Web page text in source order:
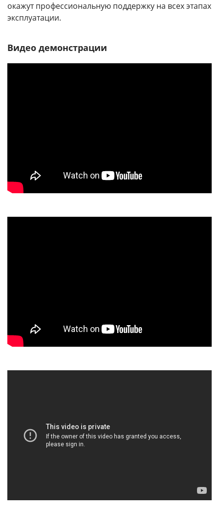
окажут профессиональную поддержку на всех этапах
эксплуатации.
Видео демонстрации